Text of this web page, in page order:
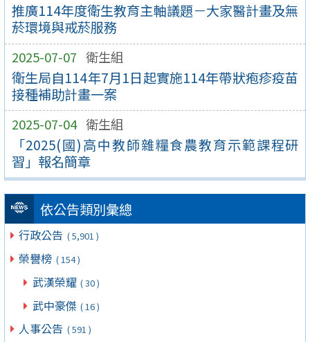
推廣114年度衛生教育主軸議題－大家醫計畫及無
菸環境與戒菸服務
2025-07-07 衛生組
衛生局自114年7月1日起實施114年帶狀疱疹疫苗
接種補助計畫一案
2025-07-04 衛生組
「2025(國)高中教師雜糧食農教育示範課程研
習」報名簡章
依公告類別彙總
行政公告 ( 5,901 )
榮譽榜 ( 154 )
武漢榮耀 ( 30 )
武中豪傑 ( 16 )
人事公告 ( 591 )